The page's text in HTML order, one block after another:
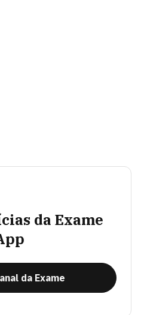
da Exame
da Exame